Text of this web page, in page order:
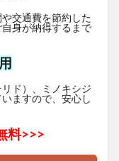
交通費を節約した
身が納得するまで
ド）、ミノキシジ
ますので、安心し
料>>>